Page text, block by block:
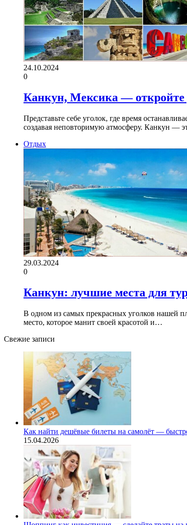
24.10.2024
0
Канкун, Мексика — откройте
Представьте себе уголок, где время
создавая неповторимую атмосферу. Канкун —
Отдых
29.03.2024
0
Канкун: лучшие места для
В одном из самых прекрасных уголков нашей
место, которое манит своей красотой и…
Свежие записи
Как найти дешёвые билеты на самолёт —
15.04.2026